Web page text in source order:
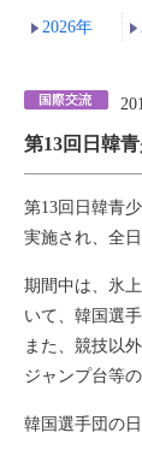
2026年
第13回日韓
第13回日韓青
実施され、全
期間中は、氷
いて、韓国選
また、競技以
ジャンプ台等
韓国選手団の